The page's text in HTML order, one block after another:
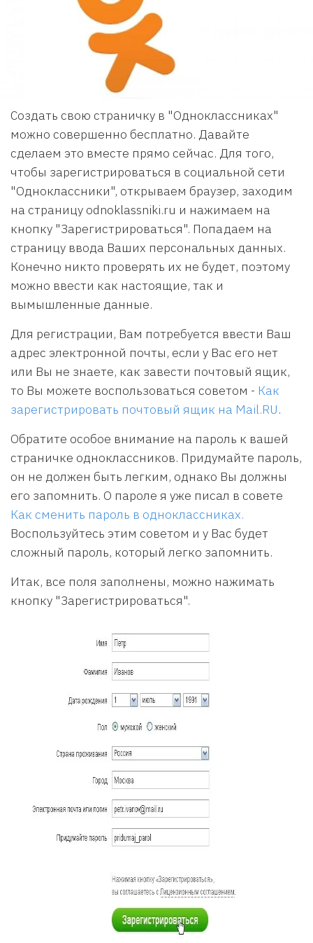
Создать свою страничку в "Одноклассниках"
можно совершенно бесплатно. Давайте
сделаем это вместе прямо сейчас. Для того,
чтобы зарегистрироваться в социальной сети
"Одноклассники", открываем браузер, заходим
на страницу odnoklassniki.ru и нажимаем на
кнопку "Зарегистрироваться". Попадаем на
страницу ввода Ваших персональных данных.
Конечно никто проверять их не будет, поэтому
можно ввести как настоящие, так и
вымышленные данные.
Для регистрации, Вам потребуется ввести Ваш
адрес электронной почты, если у Вас его нет
или Вы не знаете, как завести почтовый ящик,
то Вы можете воспользоваться советом - Как
зарегистрировать почтовый ящик на Mail.RU.
Обратите особое внимание на пароль к вашей
страничке одноклассников. Придумайте пароль,
он не должен быть легким, однако Вы должны
его запомнить. О пароле я уже писал в совете
Как сменить пароль в одноклассниках.
Воспользуйтесь этим советом и у Вас будет
сложный пароль, который легко запомнить.
Итак, все поля заполнены, можно нажимать
кнопку "Зарегистрироваться".